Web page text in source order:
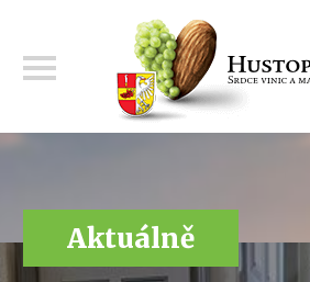
Aktuálně